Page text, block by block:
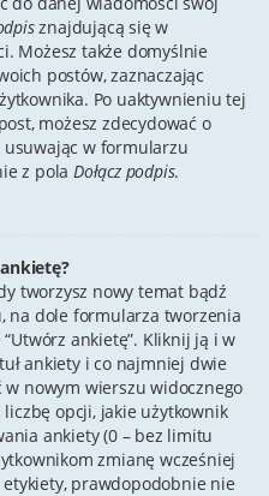
znajdującą się w
Możesz także domyślnie
postów, zaznaczając
Po uaktywnieniu tej
możesz zdecydować o
w formularzu
z polaDołącz podpis.
tworzysz nowy temat bądź
na dole formularza tworzenia
ankietę”. Kliknij ją i w
ankiety i co najmniej dwie
nowym wierszu widocznego
opcji, jakie użytkownik
ankiety (0 – bez limitu
zmianę wcześniej
etykiety, prawdopodobnie nie